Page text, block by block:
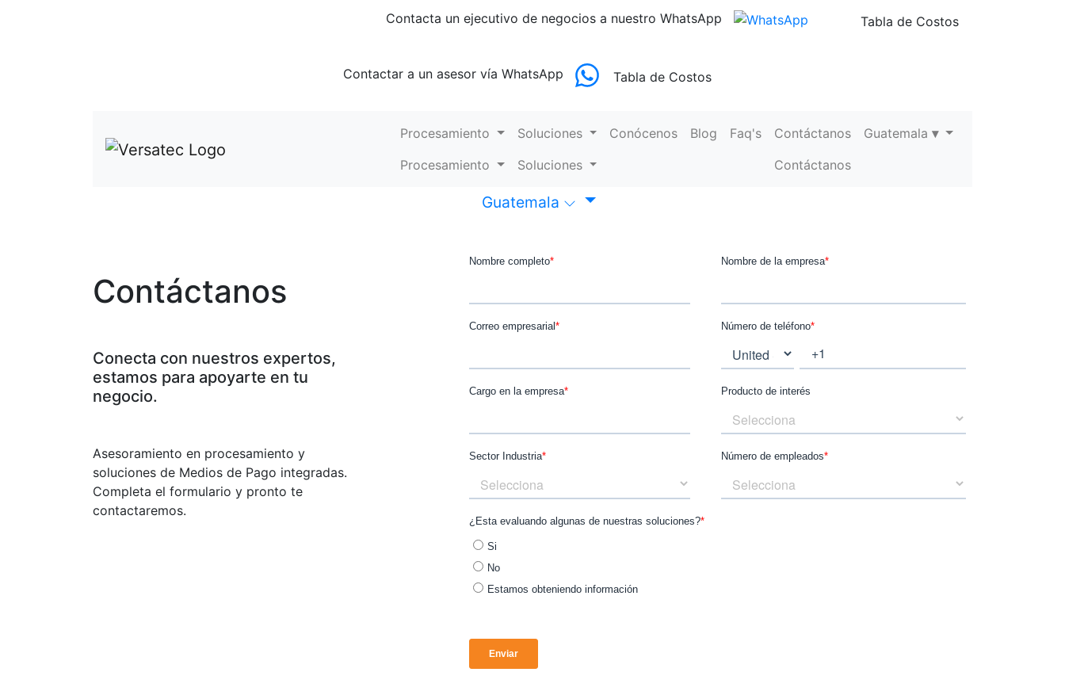
Contacta un ejecutivo de negocios a nuestro WhatsApp Tabla de Costos
Contactar a un asesor vía WhatsApp Tabla de Costos
Procesamiento
Procesamiento
Soluciones
Soluciones
Conócenos Blog Faq's
Contáctanos
Contáctanos
Guatemala▾
Guatemala
Contáctanos
Conecta con nuestros expertos,
estamos para apoyarte en tu
negocio.
Asesoramiento en procesamiento y
soluciones de Medios de Pago integradas.
Completa el formulario y pronto te
contactaremos.